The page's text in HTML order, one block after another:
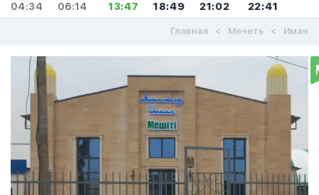
04:34 06:14 13:47 18:49 21:02 22:41
Главная Мечеть Иман